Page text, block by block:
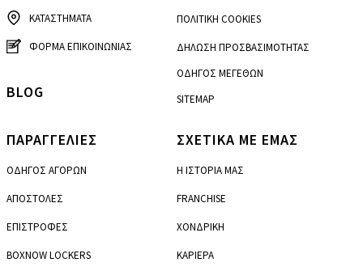
ΚΑΤΑΣΤΗΜΑΤΑ
ΦΟΡΜΑ ΕΠΙΚΟΙΝΩΝΙΑΣ
ΠΑΡΑΓΓΕΛΙΕΣ
ΟΔΗΓΟΣ ΑΓΟΡΩΝ
ΑΠΟΣΤΟΛΕΣ
ΕΠΙΣΤΡΟΦΕΣ
BOXNOW LOCKERS
ΠΟΛΙΤΙΚΗ COOKIES
ΔΗΛΩΣΗ ΠΡΟΣΒΑΣΙΜΟΤΗΤΑΣ
ΟΔΗΓΟΣ ΜΕΓΕΘΩΝ
SITEMAP
ΣΧΕΤΙΚΑ ΜΕ ΕΜΑΣ
Η ΙΣΤΟΡΙΑ ΜΑΣ
FRANCHISE
ΧΟΝΔΡΙΚΗ
ΚΑΡΙΕΡΑ
BLOG